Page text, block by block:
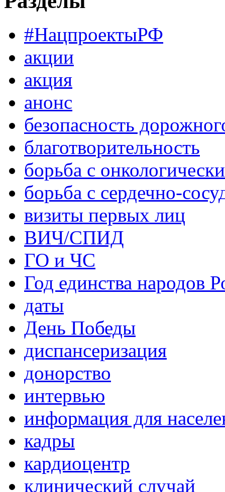
#НацпроектыРФ
акции
акция
анонс
безопасность
благотворительность
борьба с
борьба с сердечно-
визиты первых лиц
ВИЧ/СПИД
ГО и ЧС
Год единства народов
даты
День Победы
диспансеризация
донорство
интервью
информация для
кадры
кардиоцентр
клинический случай